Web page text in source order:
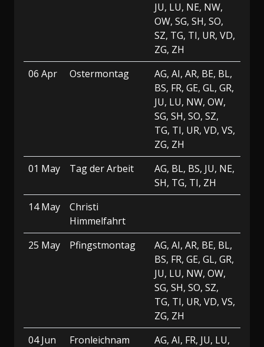
JU, LU, NE, NW,
OW, SG, SH, SO,
SZ, TG, TI, UR, VD,
ZG, ZH
06 Apr
Ostermontag
AG, AI, AR, BE, BL,
BS, FR, GE, GL, GR,
JU, LU, NW, OW,
SG, SH, SO, SZ,
TG, TI, UR, VD, VS,
ZG, ZH
01 May
Tag der Arbeit
AG, BL, BS, JU, NE,
SH, TG, TI, ZH
14 May
Christi
Himmelfahrt
25 May
Pfingstmontag
AG, AI, AR, BE, BL,
BS, FR, GE, GL, GR,
JU, LU, NW, OW,
SG, SH, SO, SZ,
TG, TI, UR, VD, VS,
ZG, ZH
04 Jun
Fronleichnam
AG, AI, FR, JU, LU,